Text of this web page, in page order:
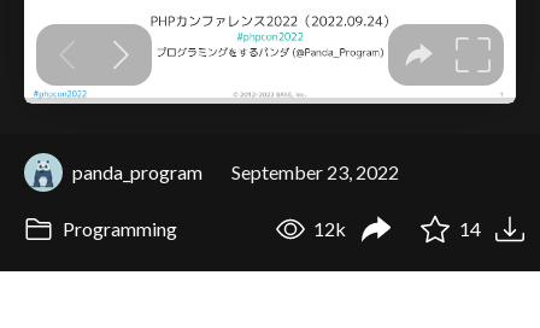
panda_program September 23, 2022
Programming 12k 14